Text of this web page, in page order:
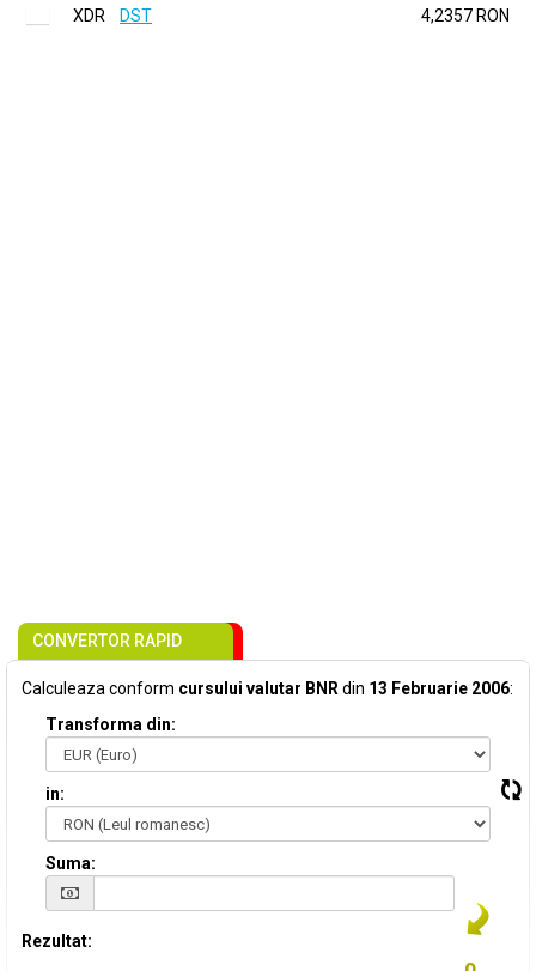
XDR
DST 4,2357 RON
CONVERTOR RAPID
Calculeaza conform cursului valutar BNR din 13 Februarie 2006:
Transforma din:
in:
Suma:
Rezultat: